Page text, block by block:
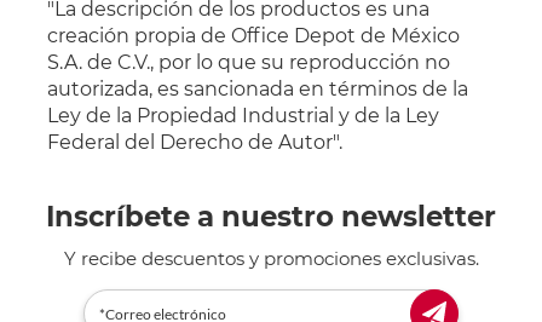
"La descripción de los productos es una
creación propia de Office Depot de México
S.A. de C.V., por lo que su reproducción no
autorizada, es sancionada en términos de la
Ley de la Propiedad Industrial y de la Ley
Federal del Derecho de Autor".
Inscríbete a nuestro newsletter
Y recibe descuentos y promociones exclusivas.